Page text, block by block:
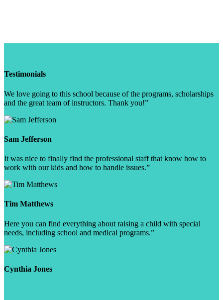
Testimonials
We love going to this school because of the programs, scholarships
and the great team of instructors. Thank you!”
Sam Jefferson
It was nice to finally find the professional staff that know how to
work with our kids and how to handle issues.”
Tim Matthews
Here you can find everything about raising a child with special
needs, including school and medical programs.”
Cynthia Jones